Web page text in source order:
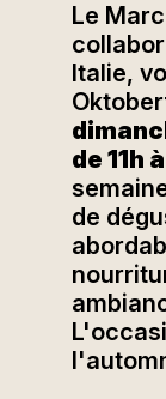
Le
Italie,
de 11h
de